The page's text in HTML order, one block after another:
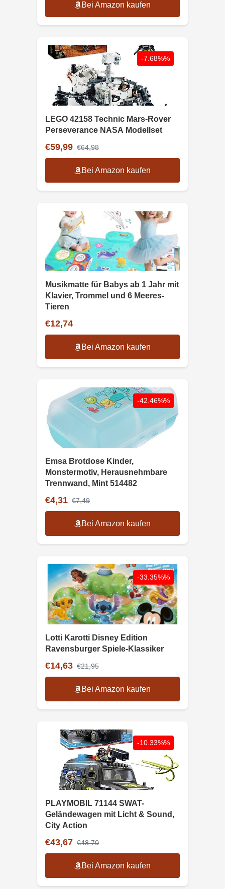
Bei Amazon kaufen
-7.68%%
LEGO 42158 Technic Mars-Rover
Perseverance NASA Modellset
€59,99 €64,98
Bei Amazon kaufen
Musikmatte für Babys ab 1 Jahr mit
Klavier, Trommel und 6 Meeres-
Tieren
€12,74
Bei Amazon kaufen
-42.46%%
Emsa Brotdose Kinder,
Monstermotiv, Herausnehmbare
Trennwand, Mint 514482
€4,31 €7,49
Bei Amazon kaufen
-33.35%%
Lotti Karotti Disney Edition
Ravensburger Spiele-Klassiker
€14,63 €21,95
Bei Amazon kaufen
-10.33%%
PLAYMOBIL 71144 SWAT-
Geländewagen mit Licht & Sound,
City Action
€43,67 €48,70
Bei Amazon kaufen